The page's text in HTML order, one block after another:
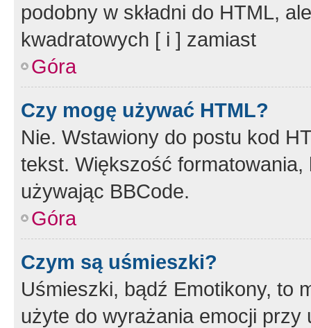
podobny w składni do HTML,
kwadratowych [ i ] zamiast
Góra
Czy mogę używać HTML?
Nie. Wstawiony do postu kod
tekst. Większość
używając BBCode.
Góra
Czym są uśmieszki?
Uśmieszki, bądź Emotikony, to
użyte do wyrażania emocji